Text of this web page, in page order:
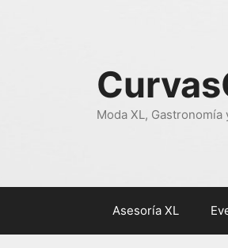
Moda XL, Gastronomía
Asesoría XL